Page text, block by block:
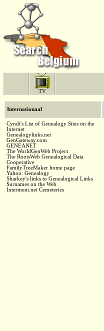
TV
Internationaal
Cyndi's List of Genealogy Sites on the
Internet
Genealogylinks.net
GenGateway.com
GENEANET
The WorldGenWeb Project
The RootsWeb Genealogical Data
Cooperative
FamilyTreeMaker home page
Yahoo: Genealogy
Sharkey's links to Genealogical Links
Surnames on the Web
Interment.net Cemeteries